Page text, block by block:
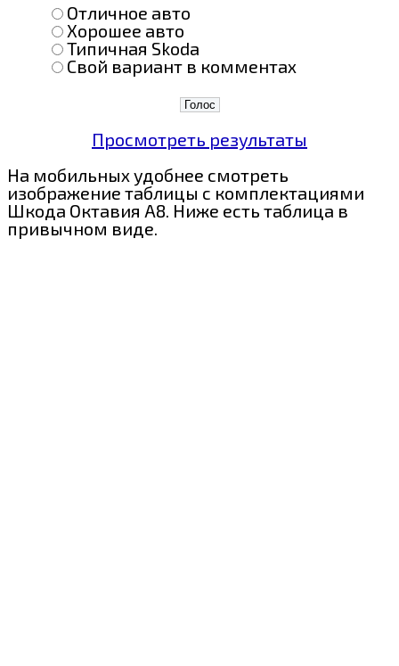
Отличное авто
Хорошее авто
Типичная Skoda
Свой вариант в комментах
Просмотреть результаты
На мобильных удобнее смотреть
изображение таблицы с комплектациями
Шкода Октавия А8. Ниже есть таблица в
привычном виде.